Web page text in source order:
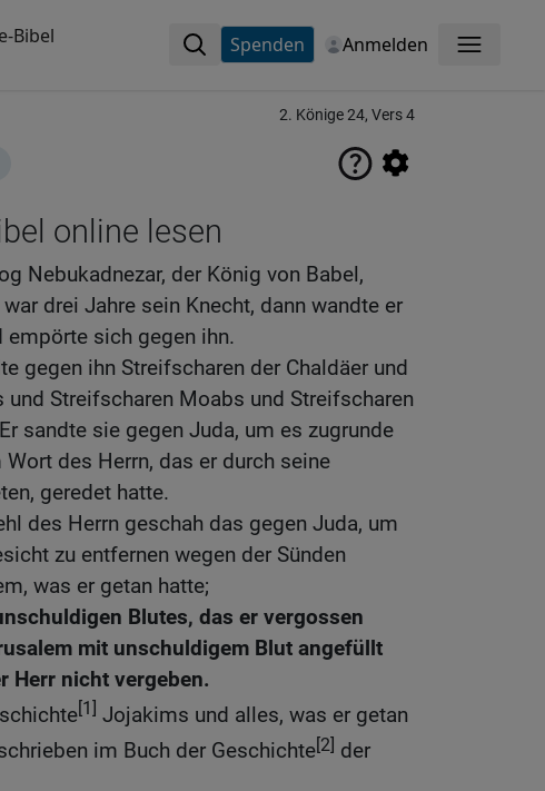
Bibel Spenden Anmelden Menü
2. Könige 24, Vers 4
online lesen
Nebukadnezar, der König von Babel,
drei Jahre sein Knecht, dann wandte er
empörte sich gegen ihn.
gegen ihn Streifscharen der Chaldäer und
und Streifscharen Moabs und Streifscharen
sandte sie gegen Juda, um es zugrunde
des Herrn, das er durch seine
geredet hatte.
des Herrn geschah das gegen Juda, um
zu entfernen wegen der Sünden
was er getan hatte;
Blutes, das er vergossen
mit unschuldigem Blut angefüllt
Herr nicht vergeben.
[1] Jojakims und alles, was er getan
im Buch der Geschichte[2] der